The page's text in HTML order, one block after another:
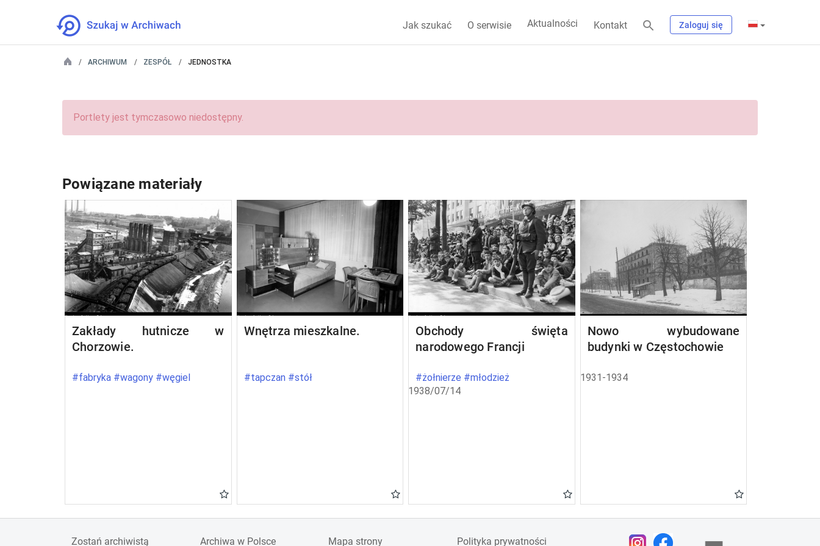
Jak szukać O serwisie Aktualności Kontakt Zaloguj się
ARCHIWUM ZESPÓŁ JEDNOSTKA
Portlety jest tymczasowo niedostępny.
Powiązane materiały
Zakłady hutnicze w
Chorzowie.
#fabryka #wagony #węgiel
Wnętrza mieszkalne.
#tapczan #stół
Obchody święta
narodowego Francji
#żołnierze #młodzież
1938/07/14
Nowo wybudowane
budynki w Częstochowie
1931-1934
Zostań archiwistą Archiwa w Polsce Mapa strony Polityka prywatności